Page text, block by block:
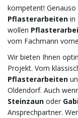
kompetent!
Pflasterarbeiten in
wollen
vom Fachmann
Wir bieten Ihnen
Projekt. Vom
Pflasterarbeiten
Oldendorf. Auch
Steinzaun oder
Ansprechpartner.